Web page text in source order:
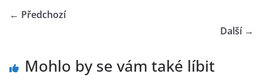
← Předchozí
Další →
Mohlo by se vám také líbit